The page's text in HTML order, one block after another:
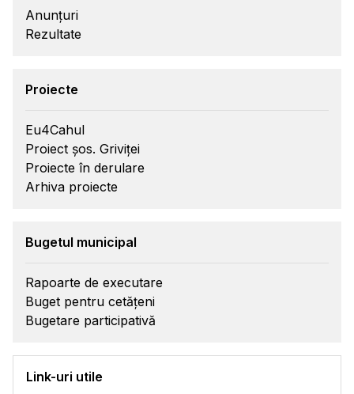
Anunțuri
Rezultate
Proiecte
Eu4Cahul
Proiect șos. Griviței
Proiecte în derulare
Arhiva proiecte
Bugetul municipal
Rapoarte de executare
Buget pentru cetățeni
Bugetare participativă
Link-uri utile